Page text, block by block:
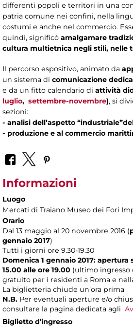
differenti popoli e territori in una
patria comune nei confini, nella
costumi e anche nel commercio.
quindi, significò amalgamare
cultura multietnica negli stili, nelle
Il percorso espositivo, animato da
un sistema di comunicazione
e da un fitto calendario di attività
luglio, settembre-novembre), si
sezioni:
- analisi dell’aspetto
- produzione e al commercio
Informazioni
Luogo
Mercati di Traiano Museo dei Fori
Orario
Dal 13 maggio al 20 novembre 2016 (
gennaio 2017)
Tutti i giorni ore 9.30-19.30
Domenica 1 gennaio 2017:
15.00 alle ore 19.00 (ultimo ingresso
gratuito per i residenti a Roma e
La biglietteria chiude un’ora prima
N.B. Per eventuali aperture e/o
consultare la pagina dedicata agli
Biglietto d'ingresso